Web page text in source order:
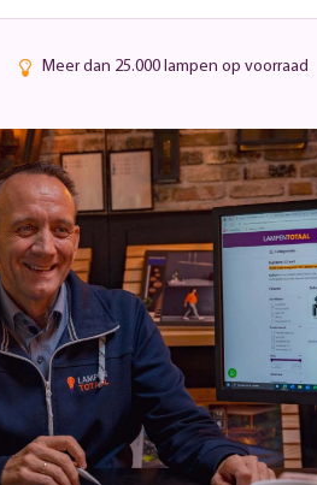
Meer dan 25.000 lampen op voorraad